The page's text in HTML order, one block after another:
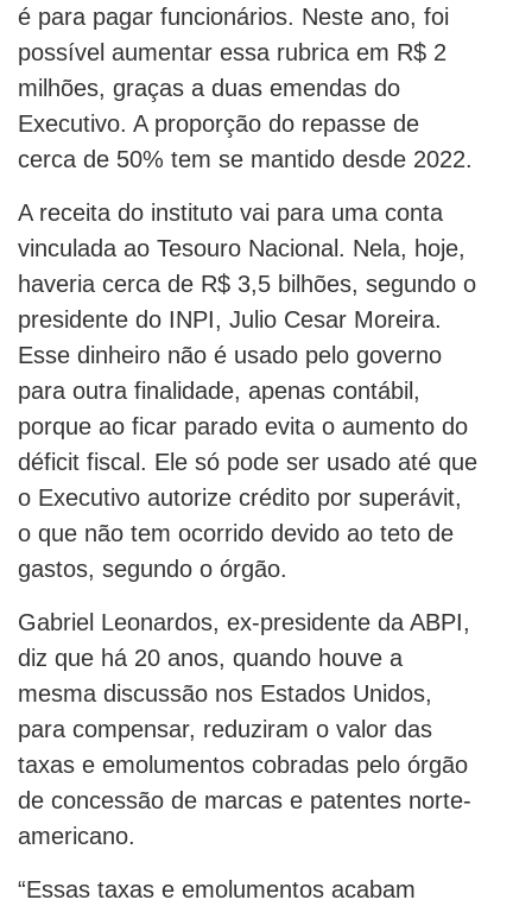
é para pagar funcionários. Neste ano, foi
possível aumentar essa rubrica em R$ 2
milhões, graças a duas emendas do
Executivo. A proporção do repasse de
cerca de 50% tem se mantido desde 2022.
A receita do instituto vai para uma conta
vinculada ao Tesouro Nacional. Nela, hoje,
haveria cerca de R$ 3,5 bilhões, segundo o
presidente do INPI, Julio Cesar Moreira.
Esse dinheiro não é usado pelo governo
para outra finalidade, apenas contábil,
porque ao ficar parado evita o aumento do
déficit fiscal. Ele só pode ser usado até que
o Executivo autorize crédito por superávit,
o que não tem ocorrido devido ao teto de
gastos, segundo o órgão.
Gabriel Leonardos, ex-presidente da ABPI,
diz que há 20 anos, quando houve a
mesma discussão nos Estados Unidos,
para compensar, reduziram o valor das
taxas e emolumentos cobradas pelo órgão
de concessão de marcas e patentes norte-
americano.
“Essas taxas e emolumentos acabam